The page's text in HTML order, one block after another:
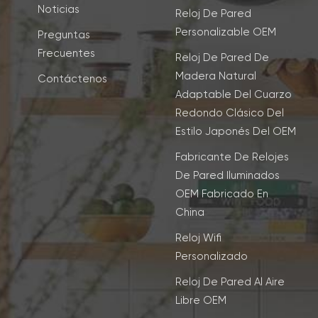
de 12 horas está profundamente arraigado en la vida
de muchos, el de 24 horas ofrece mayor precisión y
Dado que la tecnología digital permite cambiar
entre ambos, la elección suele ser una cuestión de
personales.
Noticias
Preguntas
Frecuentes
Contáctenos
Reloj De Pared
Personalizable OEM
Reloj De Pared De
Madera Natural
Adaptable Del Cuarzo
Redondo Clásico Del
Estilo Japonés Del OEM
Fabricante De Relojes
De Pared Iluminados
OEM Fabricado En
China
Reloj Wifi
Personalizado
Reloj De Pared Al Aire
Libre OEM